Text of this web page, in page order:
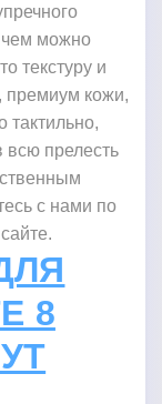
чем можно
текстуру и
премиум кожи,
тактильно,
всю прелесть
с нами по
8